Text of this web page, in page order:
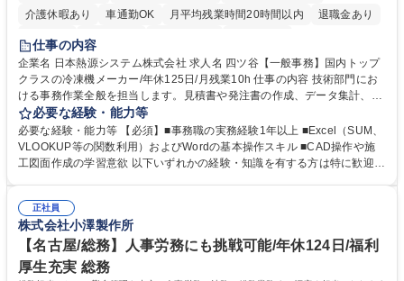
介護休暇あり
車通勤OK 月平均残業時間20時間以内
退職金あり
賞与あり
交通費支給
仕事の内容
企業名 日本熱源システム株式会社 求人名 四ツ谷【一般事務】国内トップ
クラスの冷凍機メーカー/年休125日/月残業10h 仕事の内容 技術部門にお
ける事務作業全般を担当します。見積書や発注書の作成、データ集計、C
ADを用いた図面修正補助、電話・メール対応などを通じて現場の技術者
を支えるポジションです。 【仕事内容】■資料の整理、作成、ファイリン
グ、受発注等のデータ入力 ■工事見積書や発注書など案件に関する書面の
作成および管理■Excel関数を用いたデータ集計および管理■CAD操作によ
中で少しずつ身につけられますので、専門知識を持たない方でも安心して
ご応募いただけます。 募集職種 四ツ谷【一般事務】国内トップクラスの
冷凍機メーカー/年休125日/月残業10h
必要な経験・能力等
必要な経験・能力等 【必須】■事務職の実務経験1年以上 ■Excel（SUM、
VLOOKUP等の関数利用）およびWordの基本操作スキル ■CAD操作や施
工図面作成の学習意欲 以下いずれかの経験・知識を有する方は特に歓迎し
を使用しますが既存フォーマットへの入力・修正が中心です。一から関数
を組むことはありませんのでご安心ください。 学歴・資格 学歴：大学院
大学 高専 短大 専修学校 高校 語学力： 資格：第一種運転免許普通自動車
正社員
株式会社小澤製作所
【名古屋/総務】人事労務にも挑戦可能/年休124日/福利
厚生充実 総務